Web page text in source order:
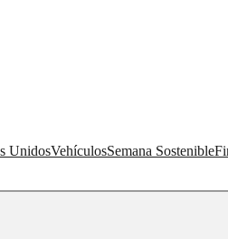
UnidosVehículosSemana Sostenible